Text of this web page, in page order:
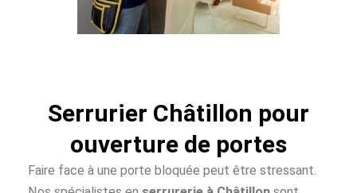
Serrurier Châtillon pour
ouverture de portes
Faire face à une porte bloquée peut être stressant.